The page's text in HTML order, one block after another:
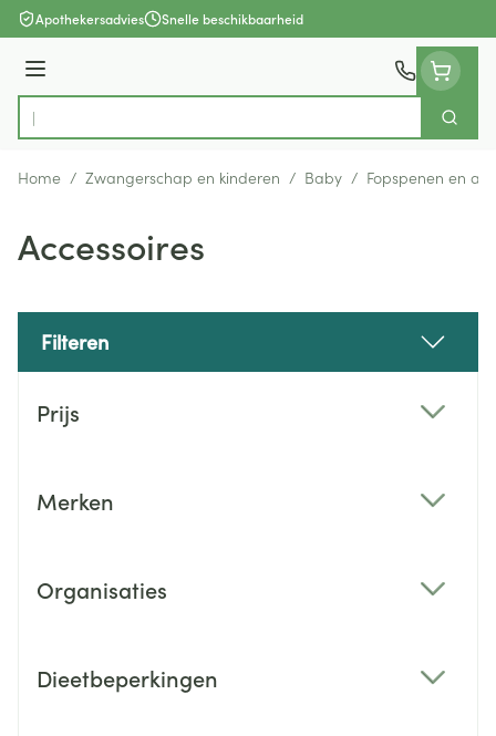
Ga naar de inhoud
Apothekersadvies Snelle beschikbaarheid
Menu
Product, merk, categorie...
Zoek
Home / Zwangerschap en kinderen / Baby / Fopspenen en
Accessoires
Filteren
Prijs
Merken
Organisaties
Dieetbeperkingen